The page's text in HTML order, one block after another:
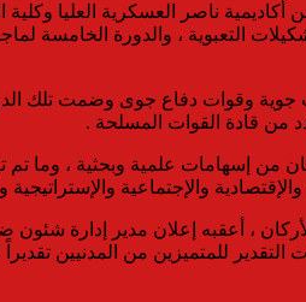
ناصر العسكرية العليا وكلية
والدورة العليا لكبار القادة، والدورة (21) للتأهيل العسكرى لقيادة
أركان حرب تخصصى قوات بحرية ، والدورتين (41) أركان حرب تخصص قوات
من قادة القوات المسلحة .
من إسهامات علمية وبحثية ، وما
والإجتماعية والإستراتيجية
، أعقبه إعلان مدير إدارة
التقدير للمتميزين من المدنيين